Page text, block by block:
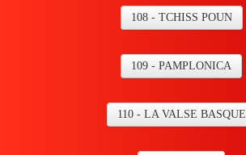
108 - TCHISS POUN
109 - PAMPLONICA
110 - LA VALSE BASQUE